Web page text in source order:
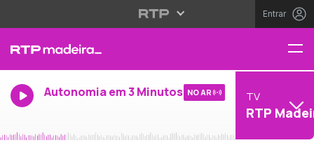
Entrar
Autonomia em 3 Minutos NO AR TV
RTP